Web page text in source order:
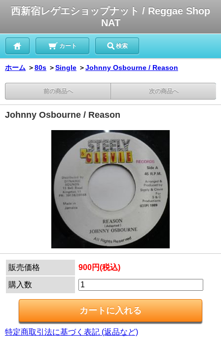
西新宿レゲエショップナット / Reggae Shop
NAT
カート 検索
ホーム ＞80s ＞Single ＞Johnny Osbourne / Reason
前の商品へ 次の商品へ
Johnny Osbourne / Reason
販売価格 900円(税込)
購入数
特定商取引法に基づく表記 (返品など)